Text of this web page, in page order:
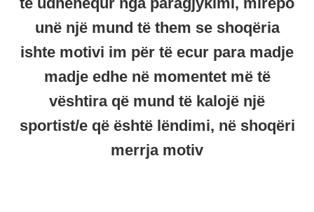
unë një mund të them se shoqëria
ishte motivi im për të ecur para madje
madje edhe në momentet më të
vështira që mund të kalojë një
sportist/e që është lëndimi, në shoqëri
merrja motiv